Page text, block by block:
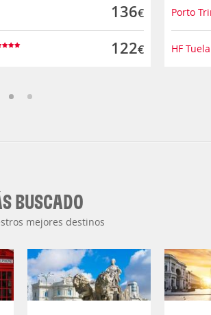
136€
122€
Porto
HF
BUSCADO
mejores destinos